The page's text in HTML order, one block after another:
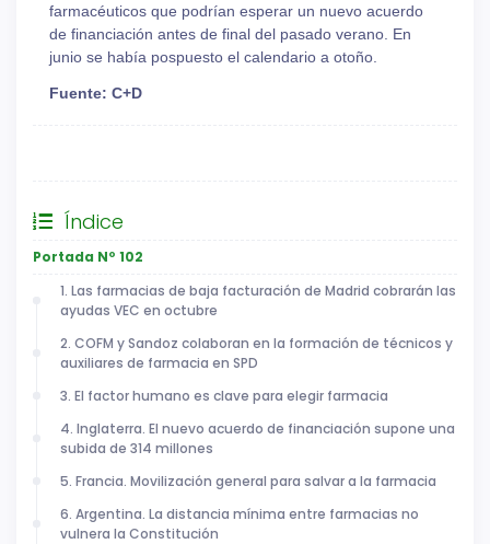
farmacéuticos que podrían esperar un nuevo acuerdo
de financiación antes de final del pasado verano. En
junio se había pospuesto el calendario a otoño.
Fuente: C+D
Índice
Portada Nº 102
1. Las farmacias de baja facturación de Madrid cobrarán las
ayudas VEC en octubre
2. COFM y Sandoz colaboran en la formación de técnicos y
auxiliares de farmacia en SPD
3. El factor humano es clave para elegir farmacia
4. Inglaterra. El nuevo acuerdo de financiación supone una
subida de 314 millones
5. Francia. Movilización general para salvar a la farmacia
6. Argentina. La distancia mínima entre farmacias no
vulnera la Constitución